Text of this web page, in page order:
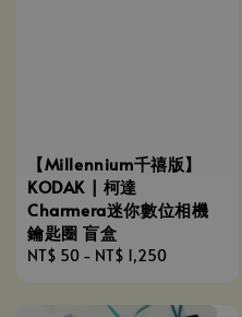
【Millennium千禧版】
KODAK | 柯達
Charmera迷你數位相機
鑰匙圈 盲盒
Regular
NT$ 50 - NT$ 1,250